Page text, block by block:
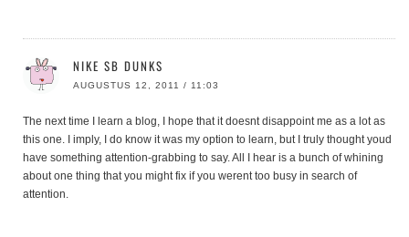
NIKE SB DUNKS
AUGUSTUS 12, 2011 / 11:03
The next time I learn a blog, I hope that it doesnt disappoint me as a lot as
this one. I imply, I do know it was my option to learn, but I truly thought youd
have something attention-grabbing to say. All I hear is a bunch of whining
about one thing that you might fix if you werent too busy in search of
attention.